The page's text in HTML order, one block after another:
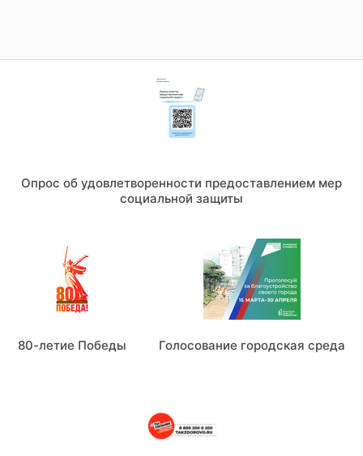
Опрос об удовлетворенности предоставлением мер
социальной защиты
80-летие Победы Голосование городская среда